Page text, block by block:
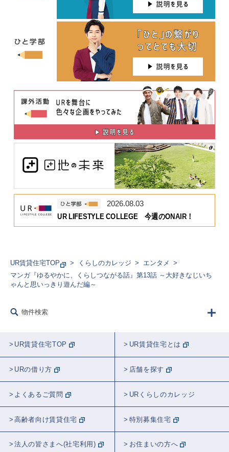
2026.08.03
UR LIFESTYLE COLLEGE 今週のONAIR！
UR賃貸住宅TOP くらしのカレッジ
エンタメ
マンガ『ゆるやかに、くらしつながる話』第13話 ～大好きなじいち
ゃんと思いっきり遊んだ編～
物件検索
UR賃貸住宅TOP UR賃貸住宅とは
URの借り方 店舗を探す
よくあるご質問 URくらしのカレッジ
高齢者向け賃貸住宅 特別募集住宅
法人の皆さまへ(社宅利用) お住まいの方へ